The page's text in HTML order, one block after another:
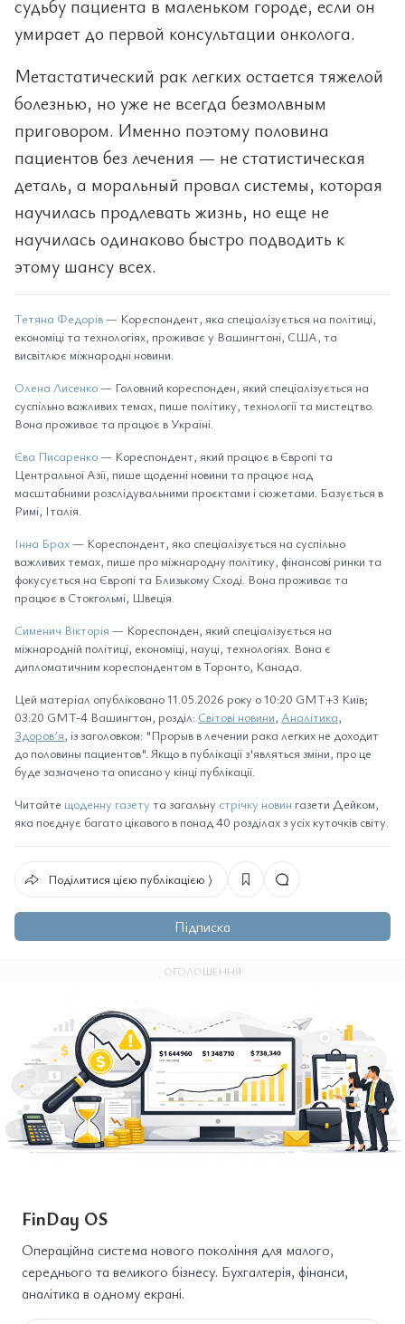
судьбу пациента в маленьком городе, если он
умирает до первой консультации онколога.
Метастатический рак легких остается тяжелой
болезнью, но уже не всегда безмолвным
приговором. Именно поэтому половина
пациентов без лечения — не статистическая
деталь, а моральный провал системы, которая
научилась продлевать жизнь, но еще не
научилась одинаково быстро подводить к
этому шансу всех.
Тетяна Федорів— Кореспондент, яка спеціалізується на політиці,
економіці та технологіях, проживає у Вашингтоні, США, та
висвітлює міжнародні новини.
Олена Лисенко— Головний кореспонден, який спеціалізується на
суспільно важливих темах, пише політику, технології та мистецтво.
Вона проживає та працює в Україні.
Єва Писаренко— Кореспондент, який працює в Європі та
Центральної Азії, пише щоденні новини та працює над
масштабними розслідувальними проєктами і сюжетами. Базується в
Римі, Італія.
Інна Брах— Кореспондент, яка спеціалізується на суспільно
важливих темах, пише про міжнародну політику, фінансові ринки та
фокусується на Європі та Близькому Сході. Вона проживає та
працює в Стокгольмі, Швеція.
Сименич Вікторія — Кореспонден, який спеціалізується на
міжнародній політиці, економіці, науці, технологіях. Вона є
дипломатичним кореспондентом в Торонто, Канада.
Цей матеріал опубліковано 11.05.2026 року о 10:20 GMT+3 Київ;
03:20 GMT-4 Вашингтон, розділ: Світові новини, Аналітика,
Здоров’я, із заголовком: "Прорыв в лечении рака легких не доходит
до половины пациентов". Якщо в публікації з'являться зміни, про це
буде зазначено та описано у кінці публікації.
Читайте щоденну газету та загальну стрічку новин газети Дейком,
яка поєднує багато цікавого в понад 40 розділах з усіх куточків світу.
Поділитися цією публікацією ⟩
Підписка
ОГОЛОШЕННЯ
FinDay OS
Операційна система нового покоління для малого,
середнього та великого бізнесу. Бухгалтерія, фінанси,
аналітика в одному екрані.